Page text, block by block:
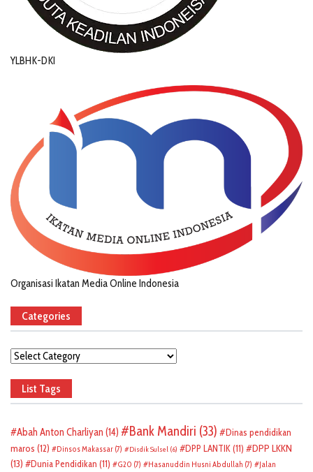
YLBHK-DKI
Organisasi Ikatan Media Online Indonesia
Categories
Categories
List Tags
Abah Anton Charliyan (14) Bank Mandiri (33)
Dinas pendidikan
maros (12) Dinsos Makassar (7) Disdik Sulsel (6) DPP LANTIK(11)
DPP LKKN
(13)
Dunia Pendidikan (11) G20 (7) Hasanuddin Husni Abdullah (7)
Jalan